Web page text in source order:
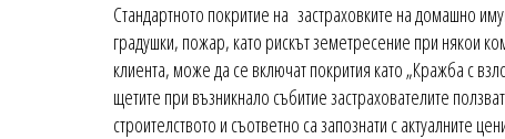
Стандартното покритие на застраховките на домашно
градушки, пожар, като рискът земетресение при някои
клиента, може да се включат покрития като „Кражба с
щетите при възникнало събитие застрахователите
строителството и съответно са запознати с актуалните